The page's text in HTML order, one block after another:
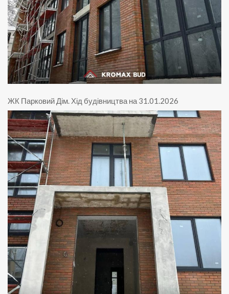
ЖК Парковий Дім. Хід будівництва на 31.01.2026